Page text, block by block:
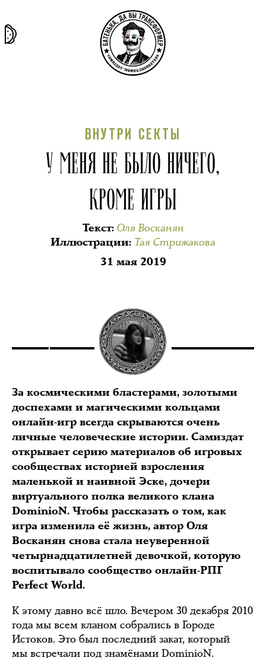
ВНУТРИ СЕКТЫ
У МЕНЯ НЕ БЫЛО НИЧЕГО,
КРОМЕ ИГРЫ
Текст: Оля Восканян
Иллюстрации: Тая Стрижакова
31 мая 2019
За космическими бластерами, золотыми
доспехами и магическими кольцами
онлайн-игр всегда скрываются очень
личные человеческие истории. Самиздат
открывает серию материалов об игровых
сообществах историей взросления
маленькой и наивной Эске, дочери
виртуального полка великого клана
DominioN. Чтобы рассказать о том, как
игра изменила её жизнь, автор Оля
Восканян снова стала неуверенной
четырнадцатилетней девочкой, которую
воспитывало сообщество онлайн-РПГ
Perfect World.
К этому давно всё шло. Вечером 30 декабря 2010
года мы всем кланом собрались в Городе
Истоков. Это был последний закат, который
мы встречали под знамёнами DominioN.